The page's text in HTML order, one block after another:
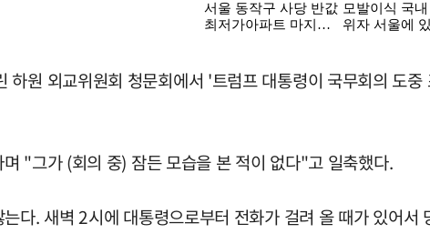
하원 외교위원회 청문회에서 '트럼프 대통령이 국무회의 도
"그가 (회의 중) 잠든 모습을 본 적이 없다"고 일축했다.
다. 새벽 2시에 대통령으로부터 전화가 걸려 올 때가 있어서